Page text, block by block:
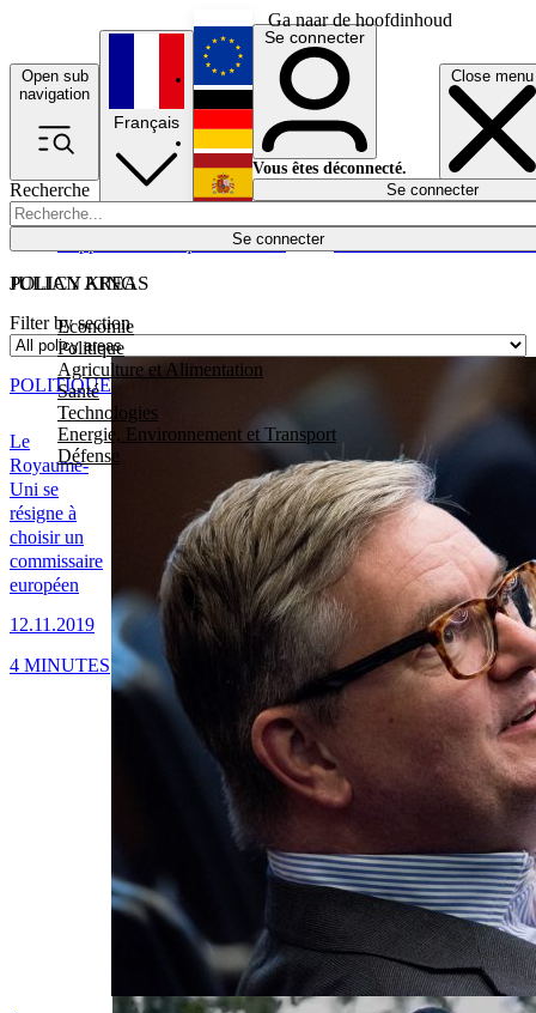
Ga naar de hoofdinhoud
Open sub
navigation
Close menu
Recherche
Se connecter
POLICY AREAS
Economie
Politique
Agriculture et Alimentation
Santé
Technologies
Energie, Environnement et Transport
Défense
Économie
Français
English
Deutsch
Español
Se connecter
Vous êtes déconnecté.
Se connecter
JULIAN KING
Filter by section
Le
Royaume-
Uni se
résigne à
choisir un
commissaire
européen
12.11.2019
POLITIQUE
4 MINUTES